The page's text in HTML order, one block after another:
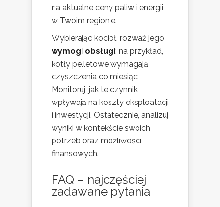
na aktualne ceny paliw i energii
w Twoim regionie.
Wybierając kocioł, rozważ jego
wymogi obsługi; na przykład,
kotły pelletowe wymagają
czyszczenia co miesiąc.
Monitoruj, jak te czynniki
wpływają na koszty eksploatacji
i inwestycji. Ostatecznie, analizuj
wyniki w kontekście swoich
potrzeb oraz możliwości
finansowych.
FAQ – najczęściej
zadawane pytania